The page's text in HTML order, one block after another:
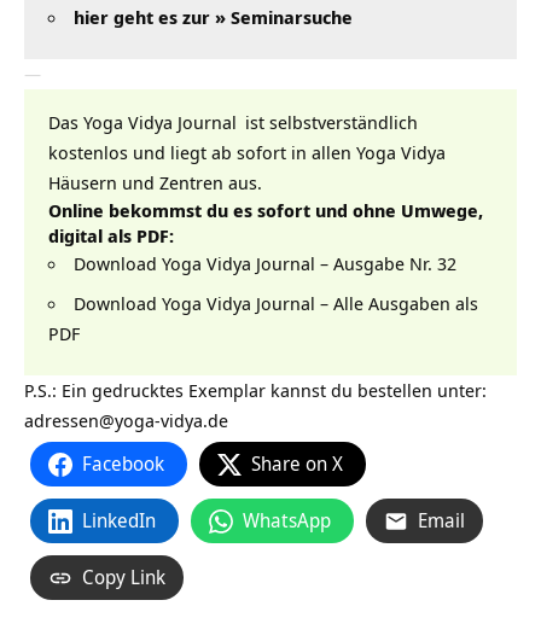
hier geht es zur » Seminarsuche
—
Das Yoga Vidya Journal ist selbstverständlich
kostenlos und liegt ab sofort in allen Yoga Vidya
Häusern und Zentren aus.
Online bekommst du es sofort und ohne Umwege,
digital als PDF:
Download Yoga Vidya Journal – Ausgabe Nr. 32
Download Yoga Vidya Journal – Alle Ausgaben als
PDF
P.S.: Ein gedrucktes Exemplar kannst du bestellen unter:
adressen@yoga-vidya.de
Facebook Share on X
LinkedIn WhatsApp Email
Copy Link